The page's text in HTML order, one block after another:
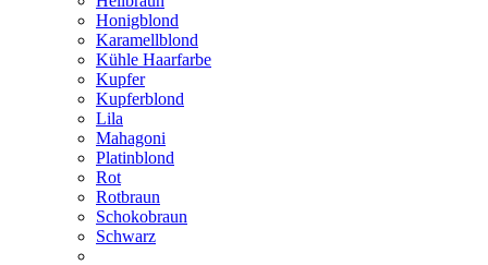
Honigblond
Karamellblond
Kühle Haarfarbe
Kupfer
Kupferblond
Lila
Mahagoni
Platinblond
Rot
Rotbraun
Schokobraun
Schwarz